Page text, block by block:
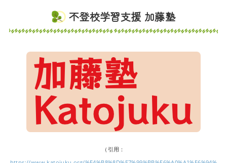
不登校学習支援 加藤塾
（引用：